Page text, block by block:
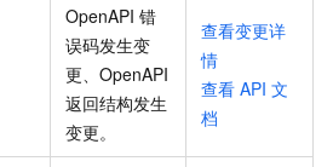
OpenAPI 错
误码发生变
更、OpenAPI
返回结构发生
变更。
查看变更详
情
查看 API 文
档